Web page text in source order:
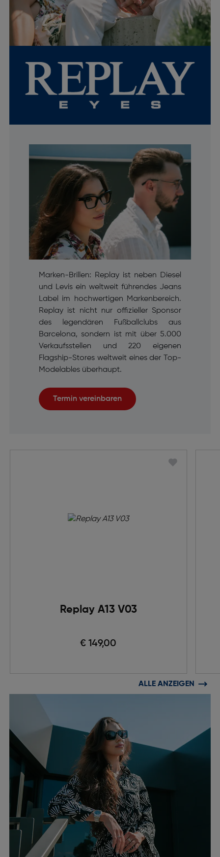
Marken-Brillen: Replay ist neben Diesel
und Levis ein weltweit führendes Jeans
Label im hochwertigen Markenbereich.
Replay ist nicht nur offizieller Sponsor
des legendären Fußballclubs aus
Barcelona, sondern ist mit über 5.000
Verkaufsstellen und 220 eigenen
Flagship-Stores weltweit eines der Top-
Modelables überhaupt.
Termin vereinbaren
Replay A13 V03
€ 149,00
ALLE ANZEIGEN